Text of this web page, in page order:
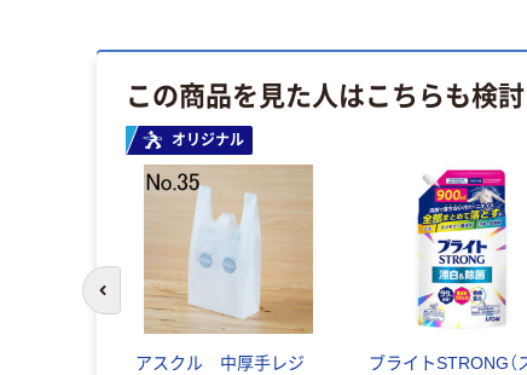
この商品を見た人はこちらも検
オリジナル
アスクル 中厚手レジ
ブライトSTRONG（
前のスライドへ